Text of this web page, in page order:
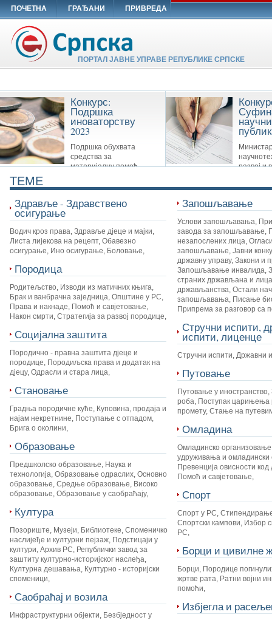
ПОЧЕТНА ГРАЂАНИ ПРИВРЕДА
ПОРТАЛ ЈАВНЕ УПРАВЕ РЕПУБЛИКЕ СРПСКЕ
развој и
публикације: Научне
Конкурс:
Подршка
иноваторству
2023
Подршка обухвата
средства за
материјалну помоћ
иноватора Републике Српске,
иноватора и другим
TEME
Здравље - Здравствено
осигурање
Водич кроз права, Здравље дјеце и мајки,
Листа лијекова на рецепт, Обавезно
осигурање, Ино осигурање, Боловање,
Породица
Родитељство, Изводи из матичних књига,
Брак и ванбрачна заједница, Општине у РС,
Права и накнаде, Помоћ и савјетовање,
Након смрти, Стратегија за развој породице,
Социјална заштита
Породично - правна заштита дјеце и
породице, Породиљска права и додатак на
дјецу, Одрасли и стара лица,
Становање
Градња породичне куће, Куповина, продаја и
најам некретнине, Поступање с отпадом,
Брига о околини,
Образовање
Предшколско образовање, Наука и
технологија, Образовање одраслих, Основно
образовање, Средње образовање, Високо
образовање, Образовање у саобраћају,
Култура
Позориште, Музеји, Библиотеке, Споменичко
наслијеђе и културни пејзаж, Подстицаји у
култури, Архив РС, Републички завод за
заштиту културно-историјског наслеђа,
Културна дешавања, Културно - историјски
споменици,
Саобраћај и возила
Инфраструктурни објекти, Безбједност у
Запошљавање
Услови запошљавања,
завода за запошљавање,
незапослених лица,
запошљавање, Јавни
државну управу, Закони и
Запошљавање инвалида,
страних држављана и
држављанства, Остали
запошљавања, Писање
Припрема за разговор са
Стручни испити,
испити, лиценце
Стручни испити, Државни
Путовање
Путовање у иностранство,
роба, Поступак царињења
промету, Стање на
Омладина
Омладинско организовање
удруживања и омладински
Превенција овисности код
Помоћ и савјетовање,
Спорт
Спорт у РС,
Спортски кампови, Избор
РС,
Борци и цивилне
Борци, Породице
жртве рата, Ратни војни
помоћи,
Избјегла и